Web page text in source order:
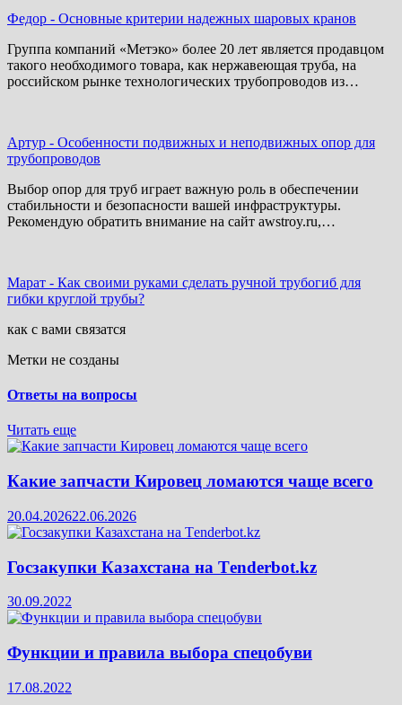
Федор - Основные критерии надежных шаровых кранов
Группа компаний «Метэко» более 20 лет является продавцом
такого необходимого товара, как нержавеющая труба, на
российском рынке технологических трубопроводов из…
Артур - Особенности подвижных и неподвижных опор для
трубопроводов
Выбор опор для труб играет важную роль в обеспечении
стабильности и безопасности вашей инфраструктуры.
Рекомендую обратить внимание на сайт awstroy.ru,…
Марат - Как своими руками сделать ручной трубогиб для
гибки круглой трубы?
как с вами связатся
Метки не созданы
Ответы на вопросы
Читать еще
Какие запчасти Кировец ломаются чаще всего
20.04.202622.06.2026
Госзакупки Казахстана на Тenderbot.kz
30.09.2022
Функции и правила выбора спецобуви
17.08.2022